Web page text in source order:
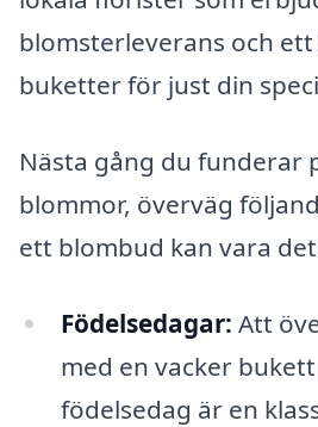
blomsterleverans och
buketter för just din
Nästa gång du funderar
blommor, överväg
ett blombud kan vara
Födelsedagar: Att
med en vacker
födelsedag är en